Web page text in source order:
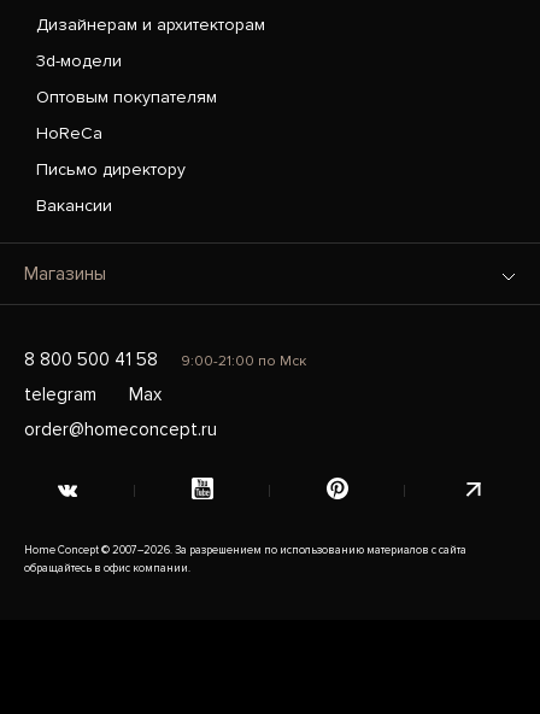
Дизайнерам и архитекторам
3d-модели
Оптовым покупателям
HoReCa
Письмо директору
Вакансии
Магазины
8 800 500 41 58 9:00-21:00 по Мск
telegram
Max
order@homeconcept.ru
Home Concept © 2007–2026. За разрешением по использованию материалов с сайта
обращайтесь в офис компании.